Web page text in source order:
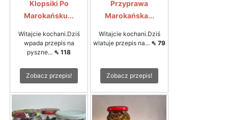
Klopsiki Po
Marokańsku...
Witajcie kochani.Dziś
wpada przepis na
pyszne... ⇖ 118
Zobacz przepis!
Przyprawa
Marokańska...
Witajcie kochani.Dziś
wlatuje przepis na... ⇖ 79
Zobacz przepis!